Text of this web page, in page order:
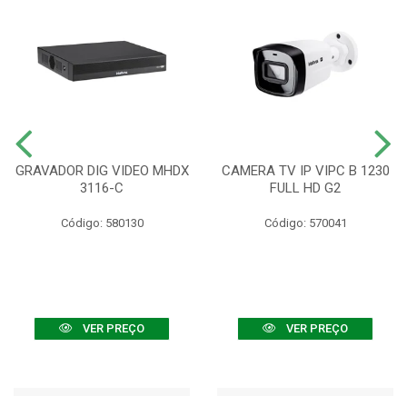
GRAVADOR DIG VIDEO MHDX
3116-C
Código: 580130
VER PREÇO
CAMERA TV IP VIPC B 1230
FULL HD G2
Código: 570041
VER PREÇO